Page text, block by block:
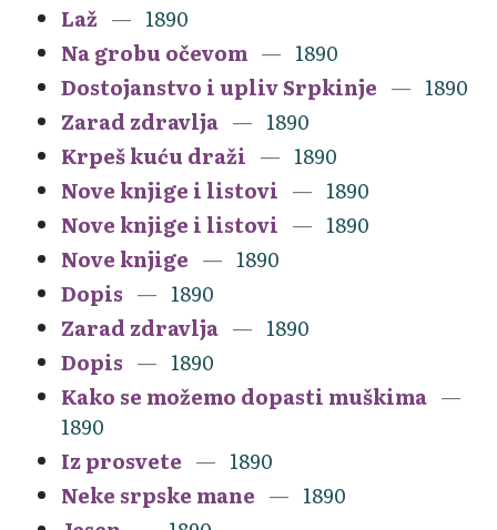
Laž
1890
Na grobu očevom
1890
Dostojanstvo i upliv Srpkinje
1890
Zarad zdravlja
1890
Krpeš kuću draži
1890
Nove knjige i listovi
1890
Nove knjige i listovi
1890
Nove knjige
1890
Dopis
1890
Zarad zdravlja
1890
Dopis
1890
Kako se možemo dopasti muškima
1890
Iz prosvete
1890
Neke srpske mane
1890